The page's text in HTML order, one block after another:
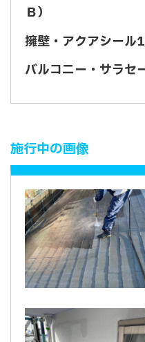
Ｂ）
擁壁・アクアシール
バルコニー・サラセ
施行中の画像